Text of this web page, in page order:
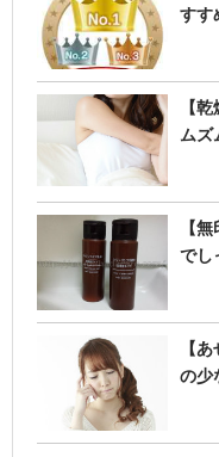
すす
【
ムズ
【
でし
【
の少